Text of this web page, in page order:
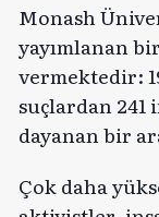
Monash
yayımlanan
vermektedir:
suçlardan 241
dayanan bir
Çok daha